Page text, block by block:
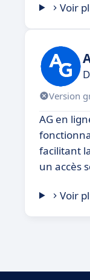
Voir
Version
AG en
facilitant
un accès
Voir